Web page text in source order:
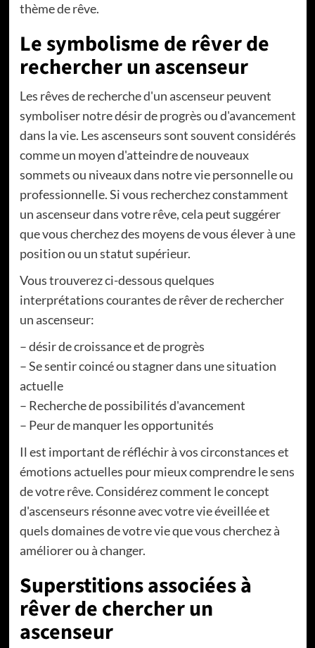
thème de rêve.
Le symbolisme de rêver de
rechercher un ascenseur
Les rêves de recherche d'un ascenseur peuvent
symboliser notre désir de progrès ou d'avancement
dans la vie. Les ascenseurs sont souvent considérés
comme un moyen d'atteindre de nouveaux
sommets ou niveaux dans notre vie personnelle ou
professionnelle. Si vous recherchez constamment
un ascenseur dans votre rêve, cela peut suggérer
que vous cherchez des moyens de vous élever à une
position ou un statut supérieur.
Vous trouverez ci-dessous quelques
interprétations courantes de rêver de rechercher
un ascenseur:
– désir de croissance et de progrès
– Se sentir coincé ou stagner dans une situation
actuelle
– Recherche de possibilités d'avancement
– Peur de manquer les opportunités
Il est important de réfléchir à vos circonstances et
émotions actuelles pour mieux comprendre le sens
de votre rêve. Considérez comment le concept
d'ascenseurs résonne avec votre vie éveillée et
quels domaines de votre vie que vous cherchez à
améliorer ou à changer.
Superstitions associées à
rêver de chercher un
ascenseur